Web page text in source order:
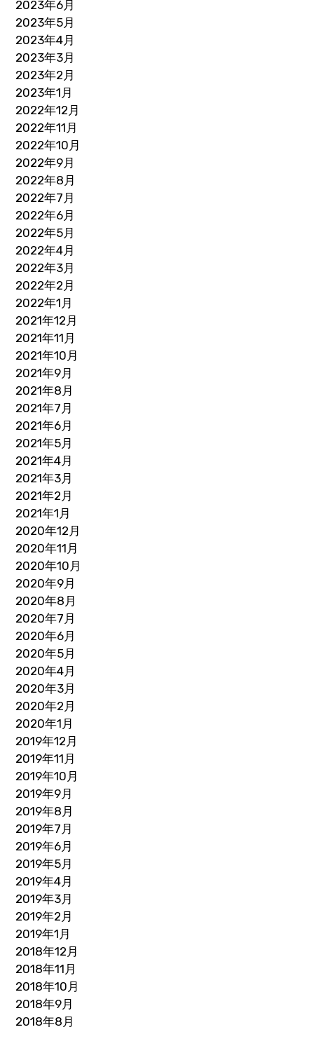
2023年6月
2023年5月
2023年4月
2023年3月
2023年2月
2023年1月
2022年12月
2022年11月
2022年10月
2022年9月
2022年8月
2022年7月
2022年6月
2022年5月
2022年4月
2022年3月
2022年2月
2022年1月
2021年12月
2021年11月
2021年10月
2021年9月
2021年8月
2021年7月
2021年6月
2021年5月
2021年4月
2021年3月
2021年2月
2021年1月
2020年12月
2020年11月
2020年10月
2020年9月
2020年8月
2020年7月
2020年6月
2020年5月
2020年4月
2020年3月
2020年2月
2020年1月
2019年12月
2019年11月
2019年10月
2019年9月
2019年8月
2019年7月
2019年6月
2019年5月
2019年4月
2019年3月
2019年2月
2019年1月
2018年12月
2018年11月
2018年10月
2018年9月
2018年8月